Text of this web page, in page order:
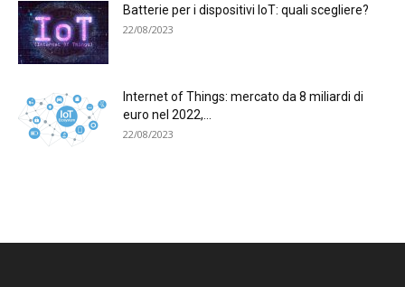
Batterie per i dispositivi IoT: quali scegliere?
22/08/2023
Internet of Things: mercato da 8 miliardi di
euro nel 2022,...
22/08/2023